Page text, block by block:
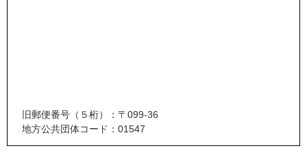
旧郵便番号（５桁）：〒099-36
地方公共団体コード：01547